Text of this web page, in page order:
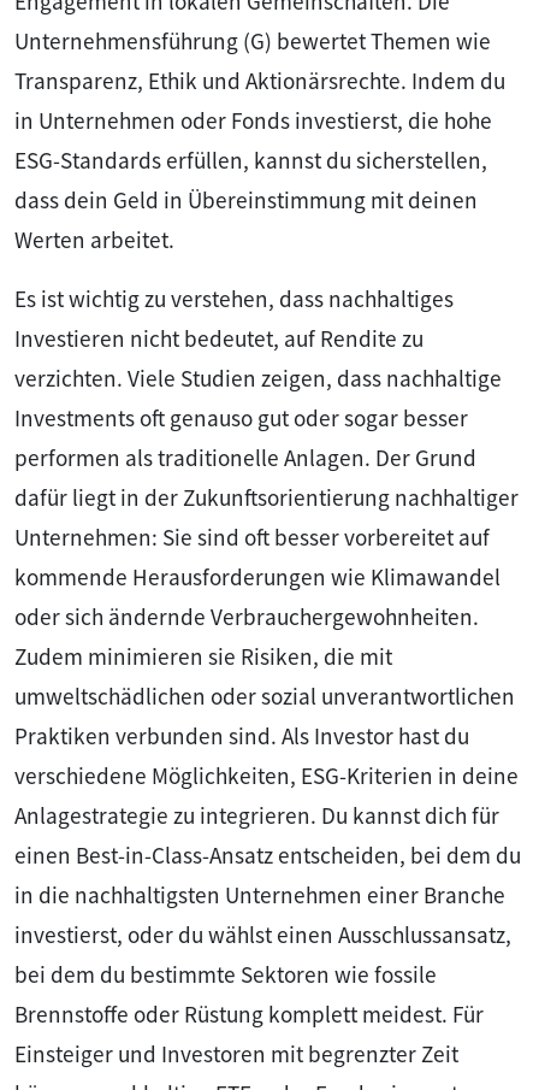
Unternehmensführung (G) bewertet Themen wie
Transparenz, Ethik und Aktionärsrechte. Indem du
in Unternehmen oder Fonds investierst, die hohe
ESG-Standards erfüllen, kannst du sicherstellen,
dass dein Geld in Übereinstimmung mit deinen
Werten arbeitet.
Es ist wichtig zu verstehen, dass nachhaltiges
Investieren nicht bedeutet, auf Rendite zu
verzichten. Viele Studien zeigen, dass nachhaltige
Investments oft genauso gut oder sogar besser
performen als traditionelle Anlagen. Der Grund
dafür liegt in der Zukunftsorientierung nachhaltiger
Unternehmen: Sie sind oft besser vorbereitet auf
kommende Herausforderungen wie Klimawandel
oder sich ändernde Verbrauchergewohnheiten.
Zudem minimieren sie Risiken, die mit
umweltschädlichen oder sozial unverantwortlichen
Praktiken verbunden sind. Als Investor hast du
verschiedene Möglichkeiten, ESG-Kriterien in deine
Anlagestrategie zu integrieren. Du kannst dich für
einen Best-in-Class-Ansatz entscheiden, bei dem du
in die nachhaltigsten Unternehmen einer Branche
investierst, oder du wählst einen Ausschlussansatz,
bei dem du bestimmte Sektoren wie fossile
Brennstoffe oder Rüstung komplett meidest. Für
Einsteiger und Investoren mit begrenzter Zeit